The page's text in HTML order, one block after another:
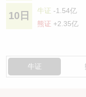
10日 牛证 -1.54亿
熊证 +2.35亿
牛证